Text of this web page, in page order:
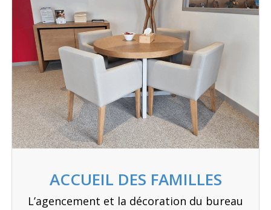
ACCUEIL DES FAMILLES
L’agencement et la décoration du bureau